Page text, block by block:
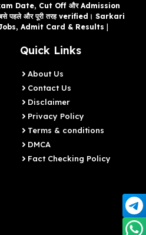
Date, Cut Off और Admission
पहले और पूरी तरह verified। Sarkari
Admit Card & Results
Quick Links
About Us
Contact Us
Disclaimer
Privacy Policy
Terms & conditions
DMCA
Fact Checking Policy